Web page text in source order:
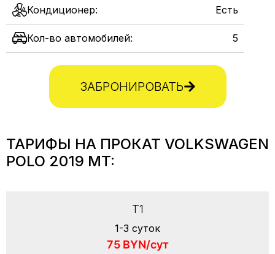
Кондиционер: Есть
Кол-во автомобилей: 5
ЗАБРОНИРОВАТЬ
ТАРИФЫ НА ПРОКАТ VOLKSWAGEN
POLO 2019 MT:
T1
1-3 суток
75 BYN/сут